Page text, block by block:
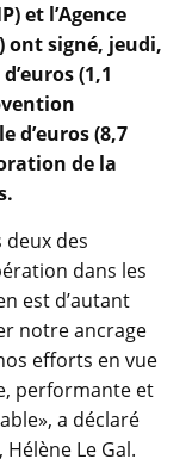
et l’Agence
ont signé, jeudi,
(1,1
d’euros (8,7
de la
deux des
dans les
est d’autant
notre ancrage
efforts en vue
performante et
a déclaré
Le Gal.